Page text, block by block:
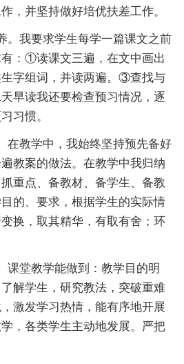
，并坚持做好培优扶差工作。
我要求学生每学一篇课文之前
：①读课文三遍，在文中画出
字组词，并读两遍。③查找与
早读我还要检查预习情况，逐
习惯。
教学中，我始终坚持预先备好
教案的做法。在教学中我归纳
重点、备教材、备学生、备教
的、要求，根据学生的实际情
换，取其精华，有取有舍；环
堂教学能做到：教学目的明
解学生，研究教法，突破重难
激发学习热情，能有序地开展
，各类学生主动地发展。严把